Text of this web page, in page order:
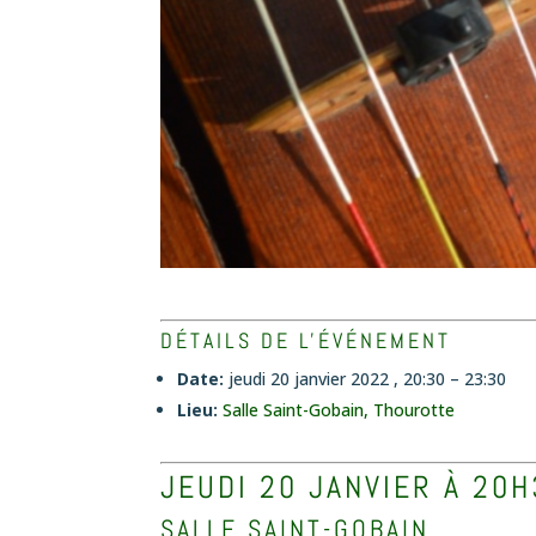
DÉTAILS DE L'ÉVÉNEMENT
Date: jeudi 20 janvier 2022 , 20:30 – 23:30
Lieu: Salle Saint-Gobain, Thourotte
JEUDI 20 JANVIER À
SALLE SAINT-GOBAIN